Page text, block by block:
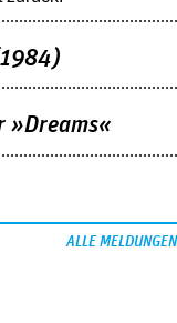
»Dreams«
ALLE MELDUNGEN